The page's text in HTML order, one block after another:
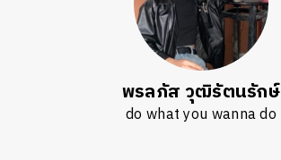
พรลภัส วุฒิรัตนรักษ์
do what you wanna do